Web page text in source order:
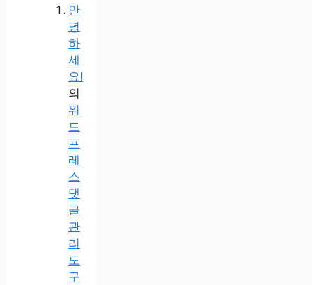
안
녕
하
세
요!
의
워
드
프
레
스
댓
글
관
리
도
구